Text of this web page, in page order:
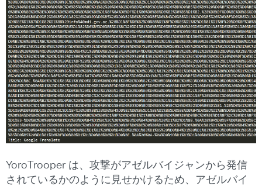
YoroTrooper は、攻撃がアゼルバイジャンから発信
されているかのように見せかけるため、アゼルバイ